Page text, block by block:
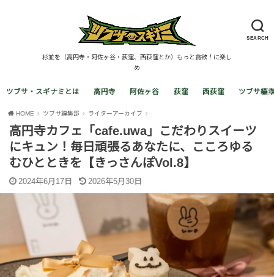
SEARCH
杉並を（高円寺・阿佐ヶ谷・荻窪、西荻窪とか）もっと貪欲！に楽し
め
ツブサ・スギナミとは 高円寺 阿佐ヶ谷 荻窪 西荻窪 ツブサ編
HOME ツブサ編集部 ライターアーカイブ
高円寺カフェ「cafe.uwa」こだわりスイーツ
にキュン！毎日頑張るあなたに、こころゆる
むひとときを【きっさんぽVol.8】
2024年6月17日 2026年5月30日